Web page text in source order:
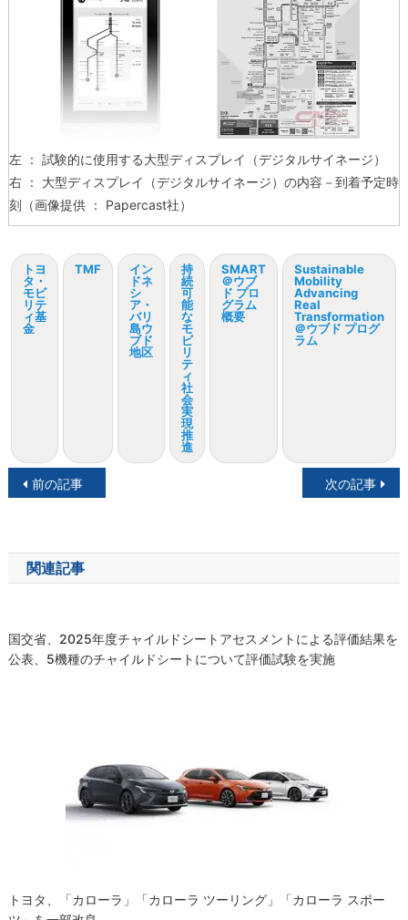
左 ： 試験的に使用する大型ディスプレイ（デジタルサイネージ）
右 ： 大型ディスプレイ（デジタルサイネージ）の内容－到着予定時
刻（画像提供 ： Papercast社）
トヨ
タ・
モビ
リテ
ィ基
金
TMF
イン
ドネ
シ
ア・
バリ
島ウ
ブド
地区
持
続
可
能
な
モ
ビ
リ
テ
ィ
社
会
実
現
推
進
SMART
＠ウブ
ド プロ
グラム
概要
Sustainable
Mobility
Advancing
Real
Transformation
＠ウブド プログ
ラム
投
ナ
ビ
ゲ
ー
前の記事 次の記事
関連記事
国交省、2025年度チャイルドシートアセスメントによる評価結果を
公表、5機種のチャイルドシートについて評価試験を実施
トヨタ、「カローラ」「カローラ ツーリング」「カローラ スポー